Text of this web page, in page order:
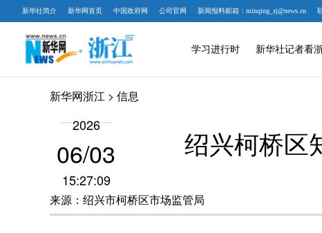
新华社简介 新华网首页 中国政府网 公司官网 新闻报料邮箱：minqing_zj@news.cn
学习进行时 新华社记者看
新华网浙江 > 信息
2026
06/03
15:27:09
来源：绍兴市柯桥区市场监管局
绍兴柯桥区